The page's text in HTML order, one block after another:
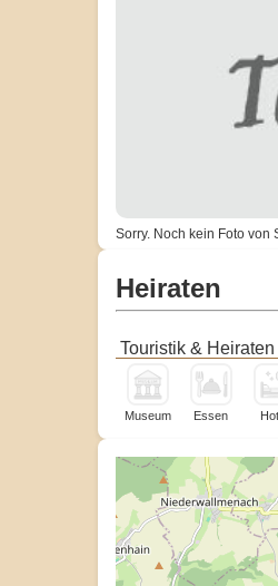
Sorry. Noch kein Foto von
Heiraten
Touristik & Heiraten
Museum Essen